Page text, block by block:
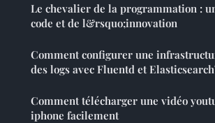
Le chevalier de la programmation :
code et de l&rsquo;innovation
Comment configurer une
des logs avec Fluentd et
Comment télécharger une vidéo
iphone facilement